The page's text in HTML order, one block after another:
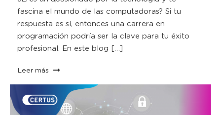
fascina el mundo de las computadoras? Si tu
respuesta es sí, entonces una carrera en
programación podría ser la clave para tu éxito
profesional. En este blog […]
Leer más